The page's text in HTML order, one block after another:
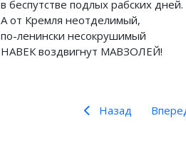
в беспутстве подлых рабских дней.
А от Кремля неотделимый,
по-ленински несокрушимый
НАВЕК воздвигнут МАВЗОЛЕЙ!
Назад